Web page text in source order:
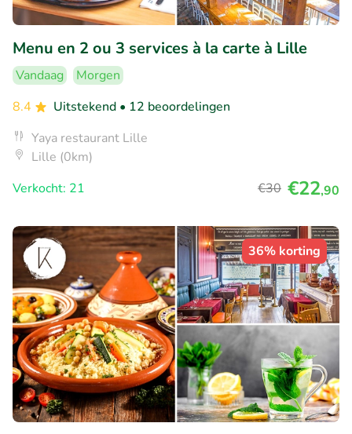
Menu en 2 ou 3 services à la carte à Lille
Vandaag
Morgen
8.4
Uitstekend • 12 beoordelingen
Yaya restaurant Lille
Lille (0km)
Verkocht: 21
€30 €22,90
36% korting